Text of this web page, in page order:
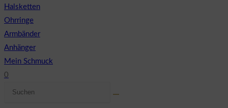
Halsketten
Ohrringe
Armbänder
Anhänger
Mein Schmuck
0
Website-